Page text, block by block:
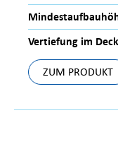
Vertiefung im
ZUM PRODUKT